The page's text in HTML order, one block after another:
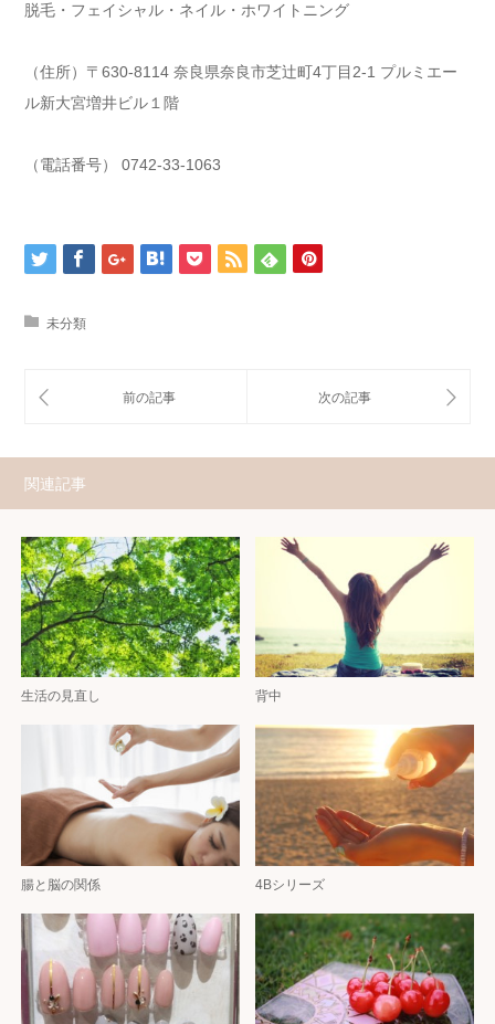
脱毛・フェイシャル・ネイル・ホワイトニング
（住所）〒630-8114 奈良県奈良市芝辻町4丁目2-1 プルミエー
ル新大宮増井ビル１階
（電話番号） 0742-33-1063
未分類
関連記事
生活の見直し 背中
腸と脳の関係 4Bシリーズ